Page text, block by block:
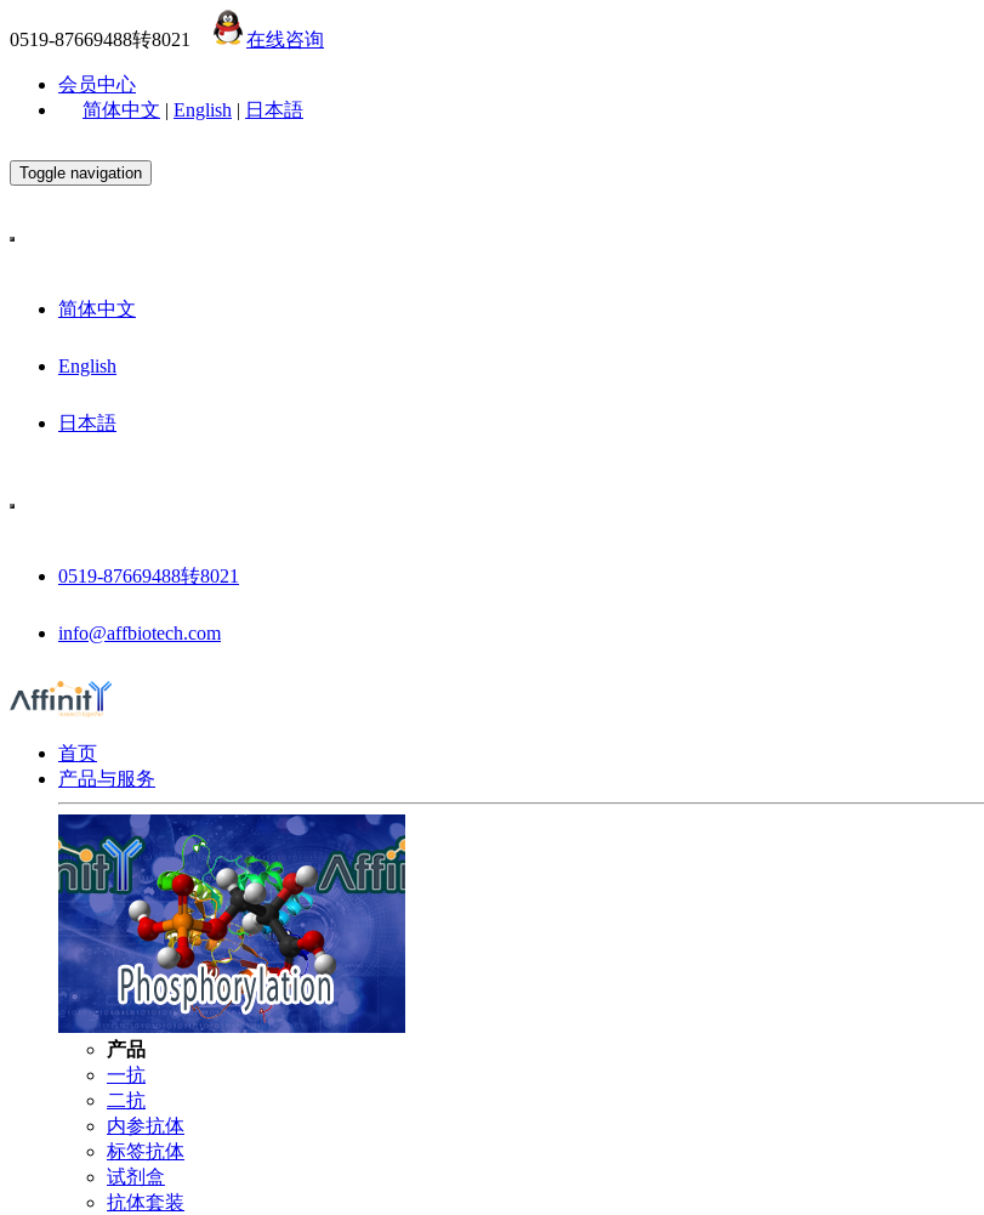
0519-87669488转8021 在线咨询
会员中心
简体中文 | English | 日本語
Toggle navigation
简体中文
English
日本語
0519-87669488转8021
info@affbiotech.com
首页
产品与服务
产品
一抗
二抗
内参抗体
标签抗体
试剂盒
抗体套装